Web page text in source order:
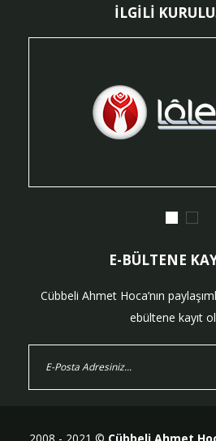
İLGİLİ
E-BÜLTENE
Cübbeli Ahmet Hoca’nın
ebültene kayıt